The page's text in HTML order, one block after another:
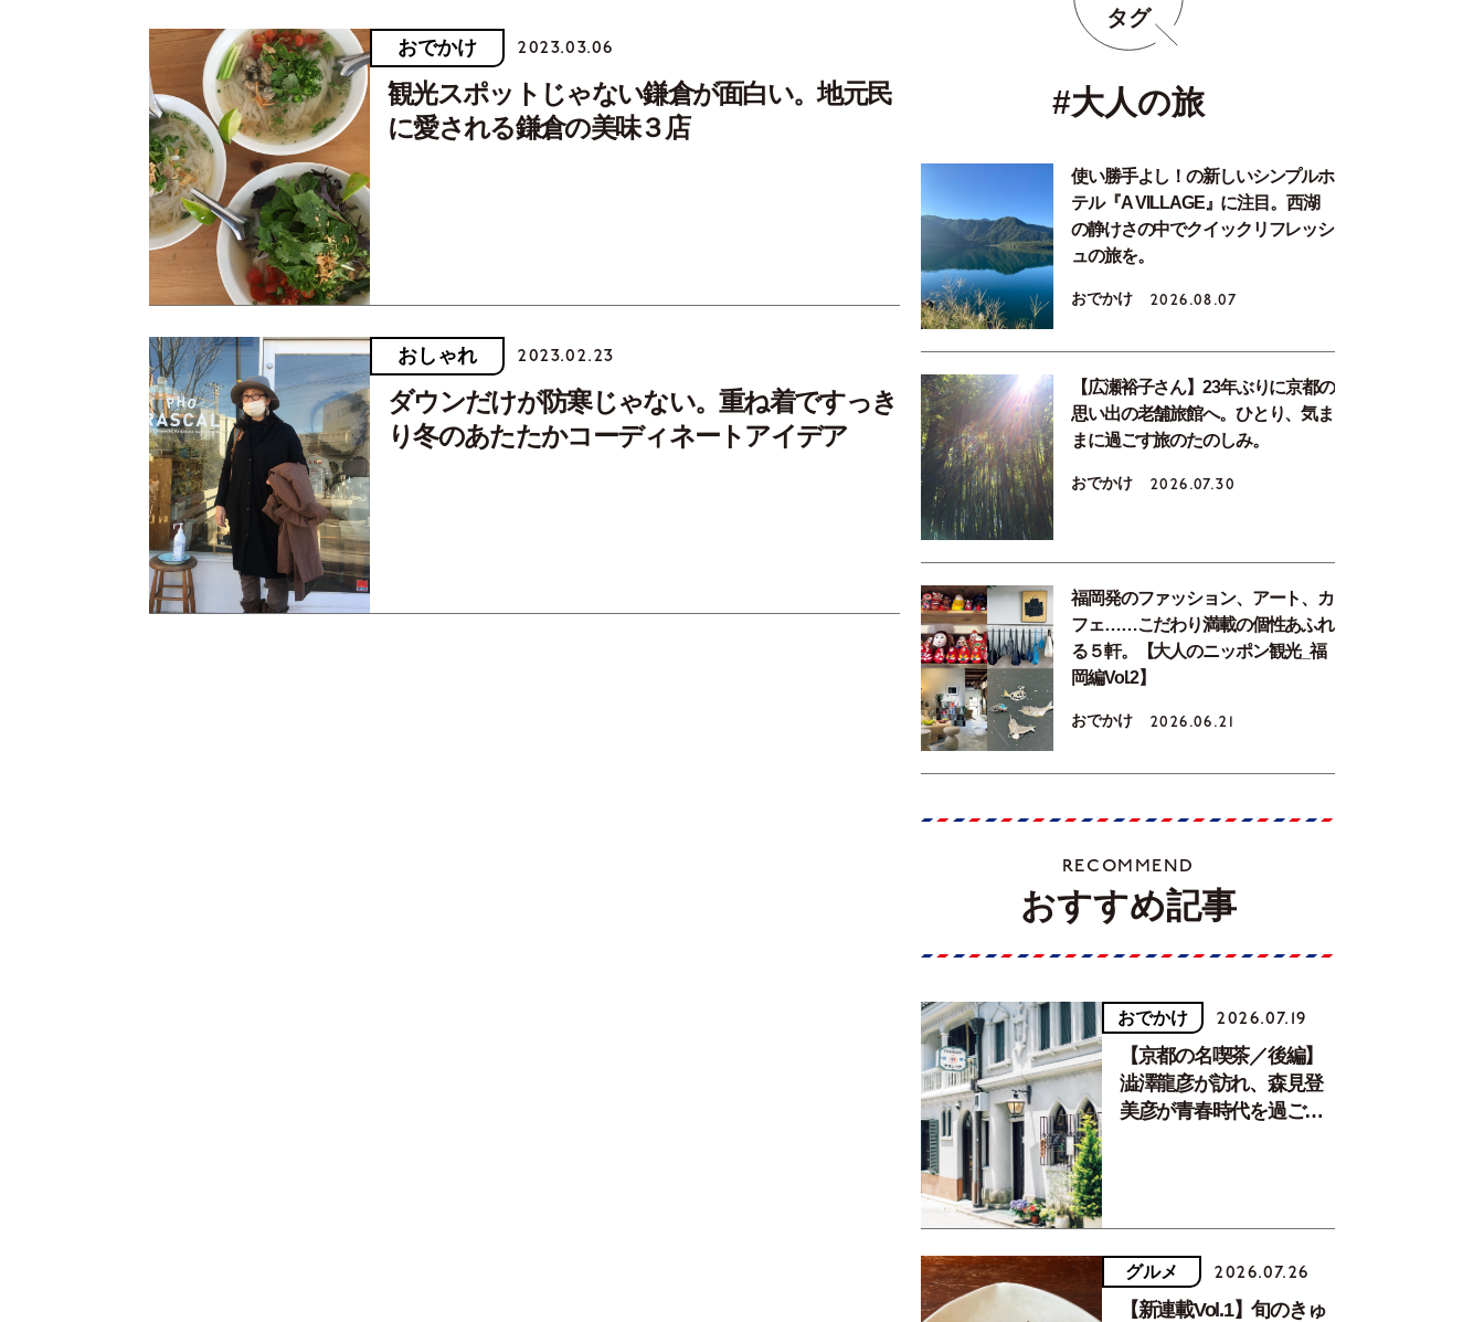
おでかけ 2023.03.06
観光スポットじゃない鎌倉が面白い。地元民
に愛される鎌倉の美味３店
おしゃれ 2023.02.23
ダウンだけが防寒じゃない。重ね着ですっき
り冬のあたたかコーディネートアイデア
タグ
#大人の旅
使い勝手よし！の新しいシンプルホ
テル『A VILLAGE』に注目。西湖
の静けさの中でクイックリフレッシ
ュの旅を。
おでかけ 2026.08.07
【広瀬裕子さん】23年ぶりに京都の
思い出の老舗旅館へ。ひとり、気ま
まに過ごす旅のたのしみ。
おでかけ 2026.07.30
福岡発のファッション、アート、カ
フェ……こだわり満載の個性あふれ
る５軒。【大人のニッポン観光_福
岡編Vol.2】
おでかけ 2026.06.21
RECOMMEND
おすすめ記事
おでかけ 2026.07.19
【京都の名喫茶／後編】
澁澤龍彦が訪れ、森見登
美彦が青春時代を過ごし
グルメ 2026.07.26
【新連載Vol.1】旬のきゅ